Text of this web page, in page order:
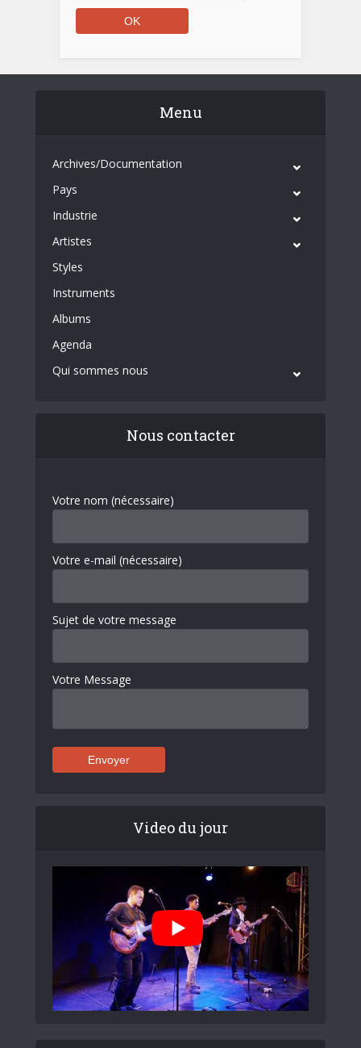
Menu
Archives/Documentation
Pays
Industrie
Artistes
Styles
Instruments
Albums
Agenda
Qui sommes nous
Nous contacter
Votre nom (nécessaire)
Votre e-mail (nécessaire)
Sujet de votre message
Votre Message
Video du jour